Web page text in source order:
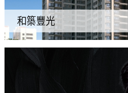
和築豐光